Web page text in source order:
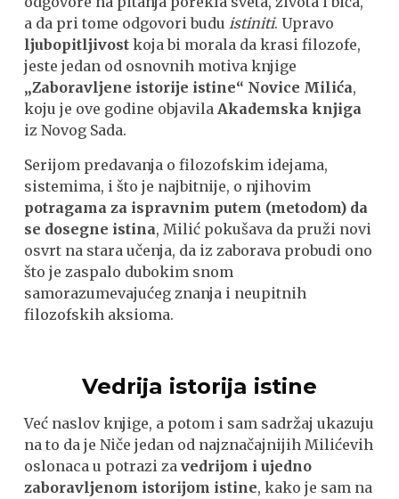
a da pri tome odgovori buduistiniti. Upravo
ljubopitljivost koja bi morala da krasi filozofe,
jeste jedan od osnovnih motiva knjige
„Zaboravljene istorije istine“ Novice Milića,
koju je ove godine objavilaAkademska knjiga
iz Novog Sada.
Serijom predavanja o filozofskim idejama,
sistemima, i što je najbitnije, o njihovim
potragama za ispravnim putem (metodom) da
se dosegne istina, Milić pokušava da pruži novi
osvrt na stara učenja, da iz zaborava probudi ono
što je zaspalo dubokim snom
samorazumevajućeg znanja i neupitnih
filozofskih aksioma.
Vedrija istorija istine
Već naslov knjige, a potom i sam sadržaj ukazuju
na to da je Niče jedan od najznačajnijih Milićevih
oslonaca u potrazi zavedrijom i ujedno
zaboravljenom istorijom istine, kako je sam na